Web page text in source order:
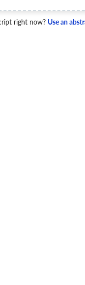
right now? Use an